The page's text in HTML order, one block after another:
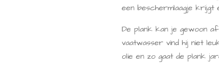
een beschermlaagje
De plank kan je gewoon
vaatwasser vind hij niet
olie en zo gaat de plank